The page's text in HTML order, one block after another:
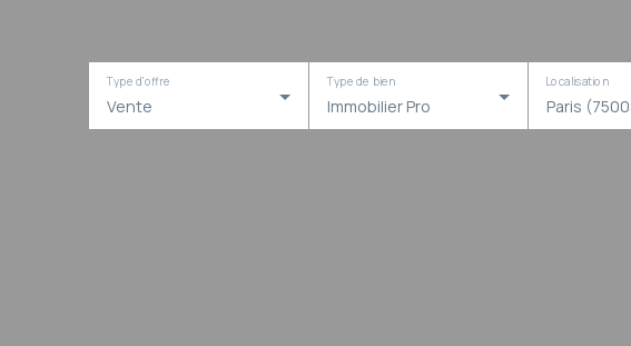
Vente
Type d'offre
Immobilier Pro
Type de bien
Paris
Localisation